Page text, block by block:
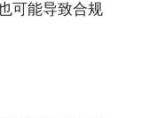
可能导致合规